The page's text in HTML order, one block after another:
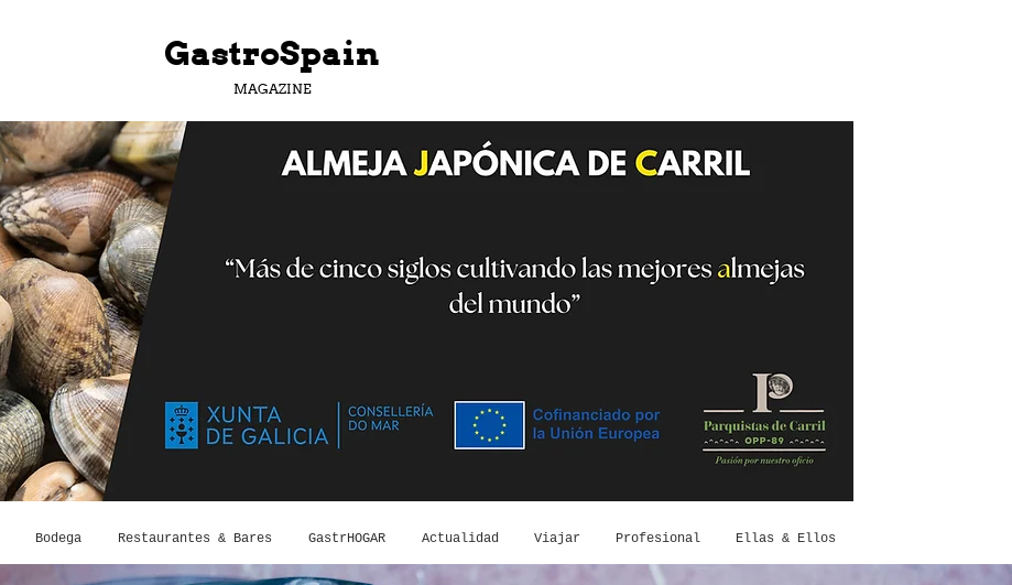
GastroSpain
MAGAZINE
Bodega Restaurantes & Bares GastrHOGAR Actualidad Viajar Profesional Ellas & Ellos